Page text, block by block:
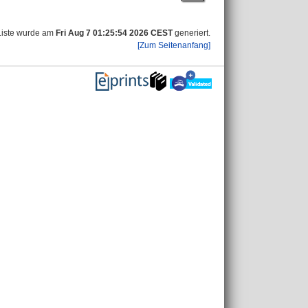
wurde am Fri Aug 7 01:25:54 2026 CESTgeneriert.
[Zum Seitenanfang]